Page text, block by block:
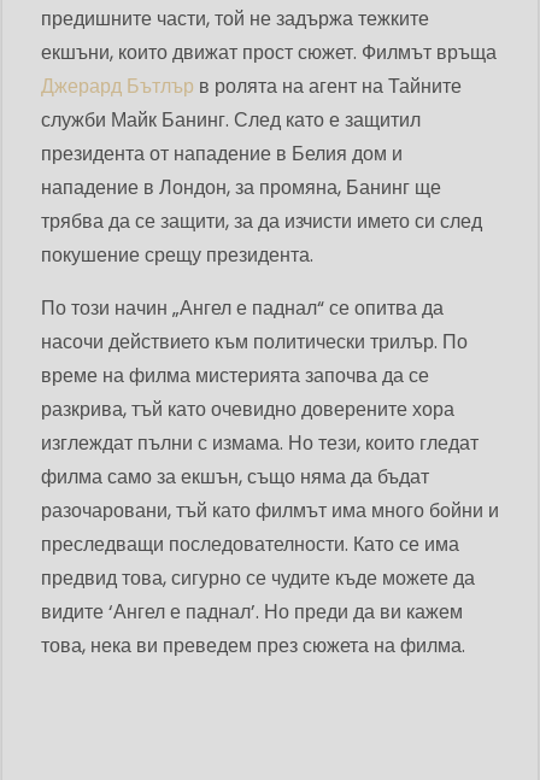
предишните части, той не задържа тежките
екшъни, които движат прост сюжет. Филмът връща
Джерард Бътлър в ролята на агент на Тайните
служби Майк Банинг. След като е защитил
президента от нападение в Белия дом и
нападение в Лондон, за промяна, Банинг ще
трябва да се защити, за да изчисти името си след
покушение срещу президента.
По този начин „Ангел е паднал“ се опитва да
насочи действието към политически трилър. По
време на филма мистерията започва да се
разкрива, тъй като очевидно доверените хора
изглеждат пълни с измама. Но тези, които гледат
филма само за екшън, също няма да бъдат
разочаровани, тъй като филмът има много бойни и
преследващи последователности. Като се има
предвид това, сигурно се чудите къде можете да
видите ‘Ангел е паднал’. Но преди да ви кажем
това, нека ви преведем през сюжета на филма.